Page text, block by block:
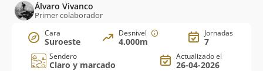
Álvaro Vivanco
Primer colaborador
Cara
Suroeste
Desnivel
4.000m
Jornadas
7
Sendero
Claro y marcado
Actualizado el
26-04-2026